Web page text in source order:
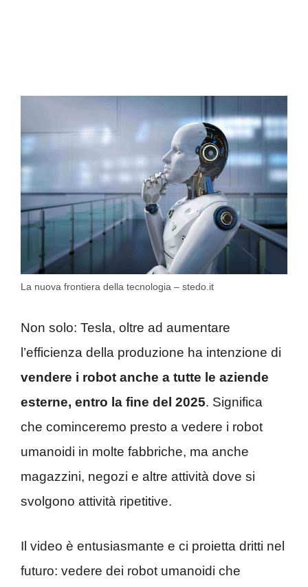
La nuova frontiera della tecnologia – stedo.it
Non solo: Tesla, oltre ad aumentare
l’efficienza della produzione ha intenzione di
vendere i robot anche a tutte le aziende
esterne, entro la fine del 2025. Significa
che cominceremo presto a vedere i robot
umanoidi in molte fabbriche, ma anche
magazzini, negozi e altre attività dove si
svolgono attività ripetitive.
Il video è entusiasmante e ci proietta dritti nel
futuro: vedere dei robot umanoidi che